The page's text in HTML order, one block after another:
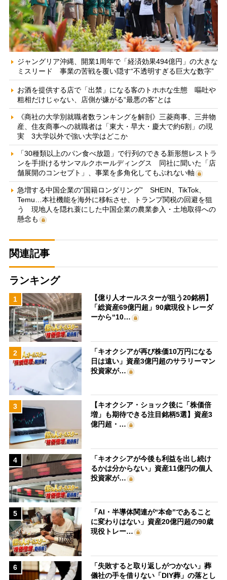
ジャングリア沖縄、開業1周年で「経済効果494億円」の大きな
ミスリード 事業の苦戦を覆い隠す“不透明すぎる巨大な数字”
お酒を提供する店で「出禁」になる客のトホホな生態 嘔吐や
粗相だけじゃない、店側が嫌がる“最悪の客”とは
《商社の大学別就職者数ランキングを解剖》三菱商事、三井物
産、住友商事への就職者は「東大・早大・慶大で約6割」の現
実 3大学以外で強い大学はどこか
「30種類以上のパン食べ放題」で行列のできる新形態レストラ
ンを手掛けるサンマルクホールディングス 同社に聞いた「店
舗展開のコンセプト」、事業を多角化してもぶれない軸
急増する中国企業の“国籍ロンダリング” SHEIN、TikTok、
Temu…本社機能を海外に移転させ、トランプ関税の回避を狙
う 現地人を隠れ蓑にした中国企業の農業参入・土地取得への
懸念も
関連記事
ランキング
1
【億り人オールスターが狙う20銘柄】
「総資産69億円超」90歳現役トレーダ
ーから“10…
2
「キオクシアが再び株価10万円になる
日は遠い」資産3億円超のサラリーマン
投資家が…
3
【キオクシア・ショック後に「株価倍
増」も期待できる注目銘柄5選】資産3
億円超・…
4
「キオクシアが今後も利益を出し続け
るかは分からない」資産11億円の個人
投資家が…
5
「AI・半導体関連が“本命”であること
に変わりはない」資産20億円超の90歳
現役トレー…
6
「失敗すると取り返しがつかない」葬
儀社の手を借りない「DIY葬」の落とし